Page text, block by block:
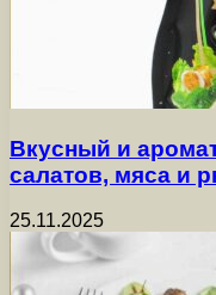
Вкусный и
салатов, мяса и
25.11.2025